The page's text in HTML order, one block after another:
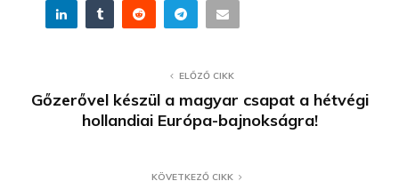
ELŐZŐ CIKK
Gőzerővel készül a magyar csapat a hétvégi
hollandiai Európa-bajnokságra!
KÖVETKEZŐ CIKK